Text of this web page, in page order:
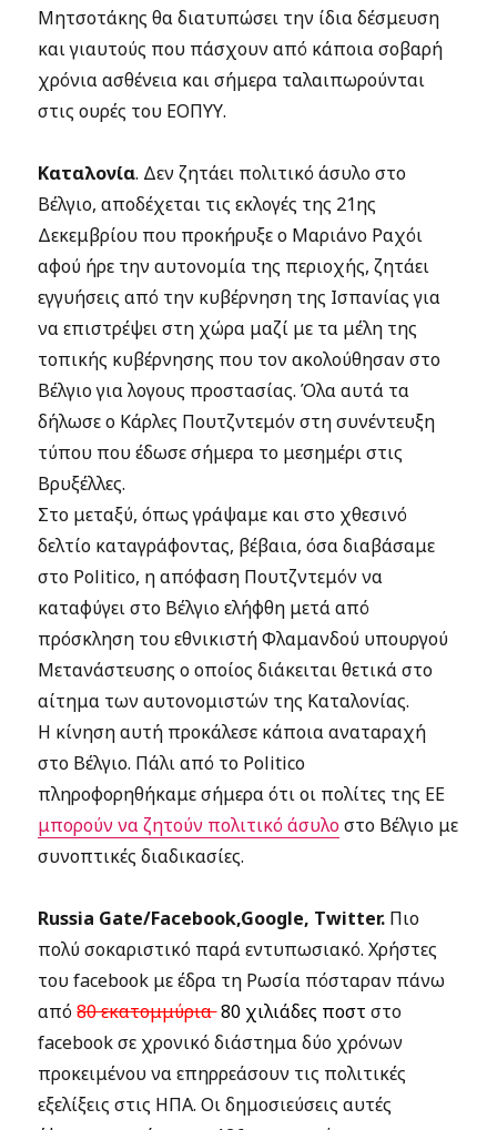
Μητσοτάκης θα διατυπώσει την ίδια δέσμευση
και γιαυτούς που πάσχουν από κάποια σοβαρή
χρόνια ασθένεια και σήμερα ταλαιπωρούνται
στις ουρές του ΕΟΠΥΥ.
Καταλονία. Δεν ζητάει πολιτικό άσυλο στο
Βέλγιο, αποδέχεται τις εκλογές της 21ης
Δεκεμβρίου που προκήρυξε ο Μαριάνο Ραχόι
αφού ήρε την αυτονομία της περιοχής, ζητάει
εγγυήσεις από την κυβέρνηση της Ισπανίας για
να επιστρέψει στη χώρα μαζί με τα μέλη της
τοπικής κυβέρνησης που τον ακολούθησαν στο
Βέλγιο για λογους προστασίας. Όλα αυτά τα
δήλωσε ο Κάρλες Πουτζντεμόν στη συνέντευξη
τύπου που έδωσε σήμερα το μεσημέρι στις
Βρυξέλλες.
Στο μεταξύ, όπως γράψαμε και στο χθεσινό
δελτίο καταγράφοντας, βέβαια, όσα διαβάσαμε
στο Politico, η απόφαση Πουτζντεμόν να
καταφύγει στο Βέλγιο ελήφθη μετά από
πρόσκληση του εθνικιστή Φλαμανδού υπουργού
Μετανάστευσης ο οποίος διάκειται θετικά στο
αίτημα των αυτονομιστών της Καταλονίας.
Η κίνηση αυτή προκάλεσε κάποια αναταραχή
στο Βέλγιο. Πάλι από το Politico
πληροφορηθήκαμε σήμερα ότι οι πολίτες της ΕΕ
μπορούν να ζητούν πολιτικό άσυλοστο Βέλγιο με
συνοπτικές διαδικασίες.
Russia Gate/Facebook,Google, Twitter. Πιο
πολύ σοκαριστικό παρά εντυπωσιακό. Χρήστες
του facebook με έδρα τη Ρωσία πόσταραν πάνω
από80 εκατομμύρια80 χιλιάδες ποστ στο
facebook σε χρονικό διάστημα δύο χρόνων
προκειμένου να επηρρεάσουν τις πολιτικές
εξελίξεις στις ΗΠΑ. Οι δημοσιεύσεις αυτές